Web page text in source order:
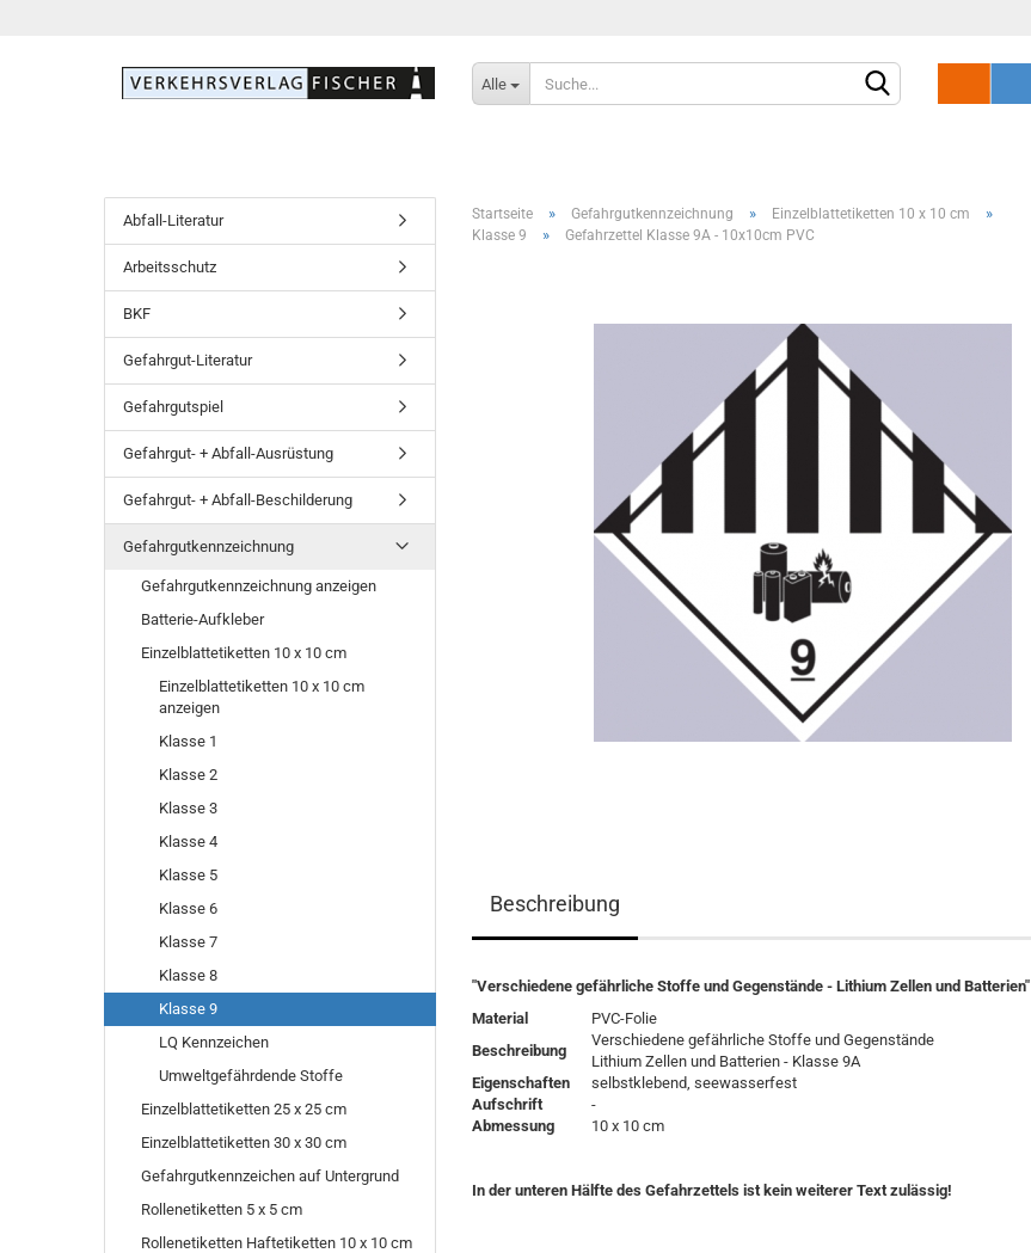
Alle
Startseite » Gefahrgutkennzeichnung » Einzelblattetiketten 10 x 10 cm »
Klasse 9 » Gefahrzettel Klasse 9A - 10x10cm PVC
Beschreibung
"Verschiedene gefährliche Stoffe und Gegenstände - Lithium Zellen und Batterien"
Material
PVC-Folie
Beschreibung
Verschiedene gefährliche Stoffe und Gegenstände
Lithium Zellen und Batterien - Klasse 9A
Eigenschaften
selbstklebend, seewasserfest
Aufschrift
-
Abmessung
10 x 10 cm
In der unteren Hälfte des Gefahrzettels ist kein weiterer Text zulässig!
Abfall-Literatur
Arbeitsschutz
BKF
Gefahrgut-Literatur
Gefahrgutspiel
Gefahrgut- + Abfall-Ausrüstung
Gefahrgut- + Abfall-Beschilderung
Gefahrgutkennzeichnung
Gefahrgutkennzeichnung anzeigen
Batterie-Aufkleber
Einzelblattetiketten 10 x 10 cm
Einzelblattetiketten 10 x 10 cm
anzeigen
Klasse 1
Klasse 2
Klasse 3
Klasse 4
Klasse 5
Klasse 6
Klasse 7
Klasse 8
Klasse 9
LQ Kennzeichen
Umweltgefährdende Stoffe
Einzelblattetiketten 25 x 25 cm
Einzelblattetiketten 30 x 30 cm
Gefahrgutkennzeichen auf Untergrund
Rollenetiketten 5 x 5 cm
Rollenetiketten Haftetiketten 10 x 10 cm